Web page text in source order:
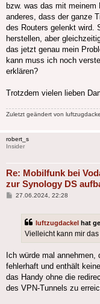
bzw. was das mit meinem
anderes, dass der ganze
des Routers gelenkt wird.
herstellen, aber
das jetzt genau mein
kann muss ich noch
erklären?
Trotzdem vielen lieben
Zuletzt geändert von
robert_s
Insider
Re: Mobilfunk bei
zur Synology DS
Beitrag
27.06.2024, 22:28
luftzugdackel hat
Vielleicht kann mir
Ich würde mal
fehlerhaft und enthält
das Handy ohne die
des VPN-Tunnels zu